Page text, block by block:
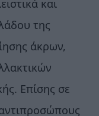
και
της
άκρων,
Επίσης σε